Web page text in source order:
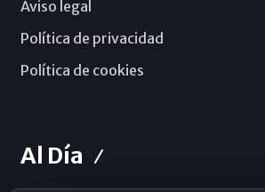
Aviso legal
Política de privacidad
Política de cookies
Al Día